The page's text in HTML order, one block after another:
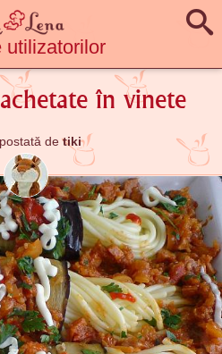
utilizatorilor
în vinete
detiki